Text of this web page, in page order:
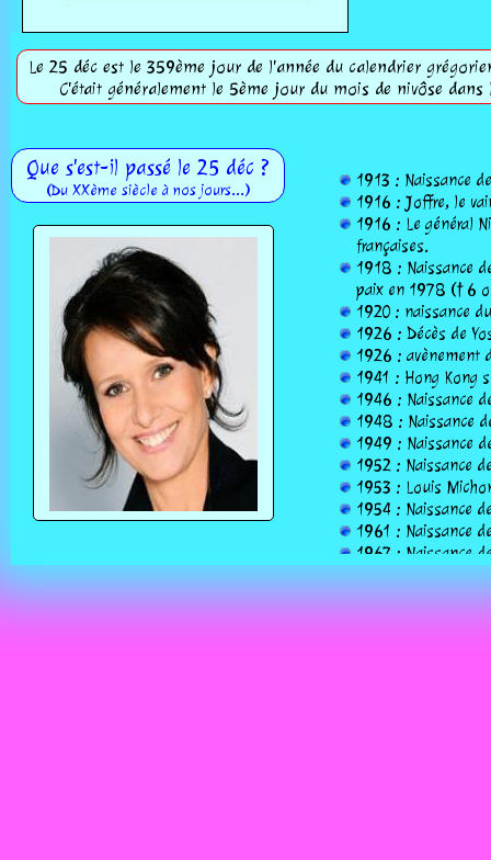
Le 25 déc est le 359ème jour de l'année du calendrier
C'était généralement le 5ème jour du mois de nivôse
Que s'est-il passé le 25 déc ?
(Du XXème siècle à nos jours...)
1913 : Naissance
1916 : Joffre, le
1916 : Le général
françaises.
1918 : Naissance
paix en 1978 († 6
1920 : naissance
1926 : Décès de
1926 : avènement
1941 : Hong Kong
1946 : Naissance
1948 : Naissance
1949 : Naissance
1952 : Naissance
1953 : Louis
1954 : Naissance
1961 : Naissance
1967 : Naissance
1969 : les
1971 : Naissance